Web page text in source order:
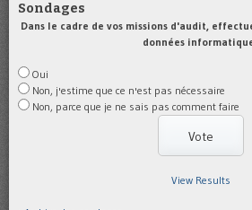
Sondages
Dans le cadre de vos missions d'audit,
données
Oui
Non, j'estime que ce n'est pas nécessaire
Non, parce que je ne sais pas comment faire
View Results